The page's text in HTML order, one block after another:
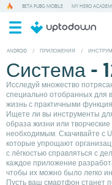
BETA PUBG MOBILE MY HERO
ANDROID / ПРИЛОЖЕНИЯ /
Система -
Исследуй множество
специально отобранных для
жизнь с практичными
Ищете ли вы инструменты
образа жизни или
необходимым. Скачивайте с
которые упрощают
с лёгкостью справляться с
каждое приложение
чтобы их можно было легко
Пусть ваш смартфон станет